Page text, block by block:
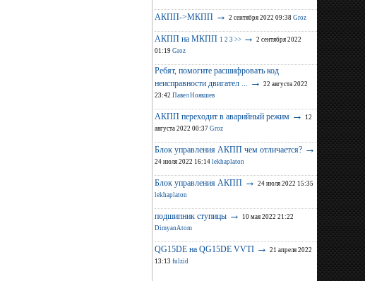
АКПП->МКПП → 2 сентября 2022 09:38 Groz
АКПП на МКПП 1 2 3 >> → 2 сентября 2022
01:19 Groz
Ребят, помогите расшифровать код
неисправности двигател ...
→ 22 августа 2022
23:42 Павел Ноякшев
АКПП переходит в аварийный режим →
12
августа 2022 00:37 Groz
Блок управления АКПП чем отличается? →
24 июля 2022 16:14 lekhaplaton
Блок управления АКПП → 24 июля 2022 15:35
lekhaplaton
подшипник ступицы →
10 мая 2022 21:22
DimyanAtom
QG15DE на QG15DE VVTI → 21 апреля 2022
13:13 fulzid